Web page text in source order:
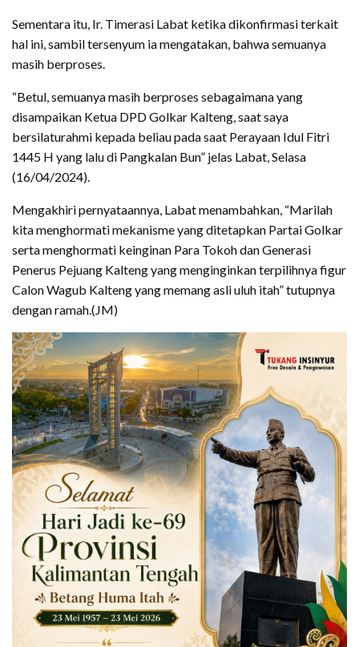
Sementara itu, Ir. Timerasi Labat ketika dikonfirmasi terkait
hal ini, sambil tersenyum ia mengatakan, bahwa semuanya
masih berproses.
“Betul, semuanya masih berproses sebagaimana yang
disampaikan Ketua DPD Golkar Kalteng, saat saya
bersilaturahmi kepada beliau pada saat Perayaan Idul Fitri
1445 H yang lalu di Pangkalan Bun” jelas Labat, Selasa
(16/04/2024).
Mengakhiri pernyataannya, Labat menambahkan, “Marilah
kita menghormati mekanisme yang ditetapkan Partai Golkar
serta menghormati keinginan Para Tokoh dan Generasi
Penerus Pejuang Kalteng yang menginginkan terpilihnya figur
Calon Wagub Kalteng yang memang asli uluh itah” tutupnya
dengan ramah.(JM)